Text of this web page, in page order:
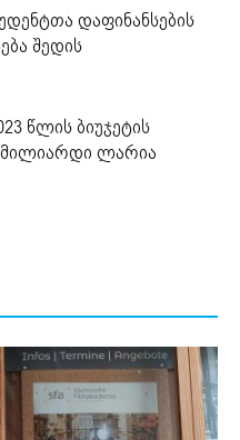
დაფინანსების
შედის
წლის ბიუჯეტის
მილიარდი ლარია